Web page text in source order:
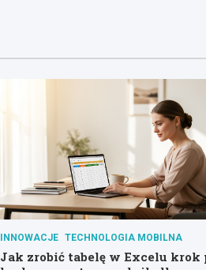
INNOWACJE TECHNOLOGIA MOBILNA
Jak zrobić tabelę w Excelu krok